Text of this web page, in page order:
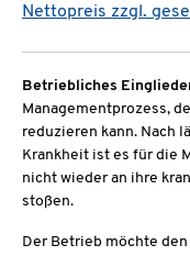
Nettopreis zzgl.
Betriebliches
Managementprozess,
reduzieren kann. Nach
Krankheit ist es für die
nicht wieder an ihre
stoßen.
Der Betrieb möchte